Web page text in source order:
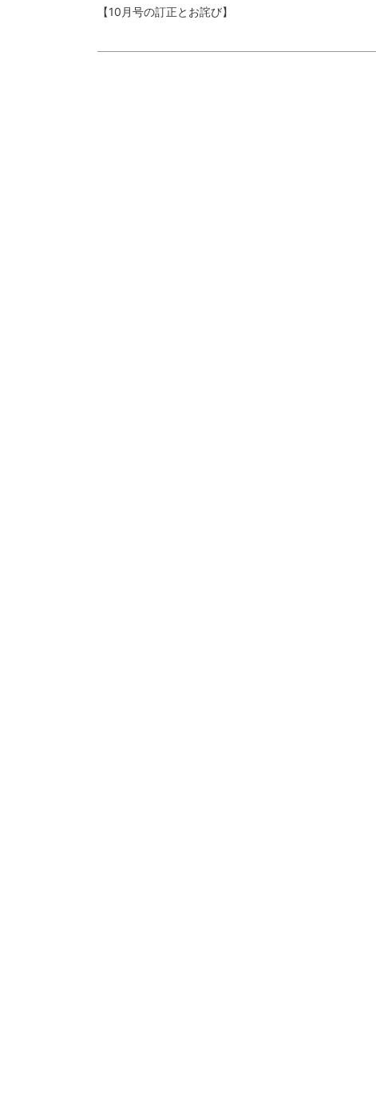
【10月号の訂正とお詫び】